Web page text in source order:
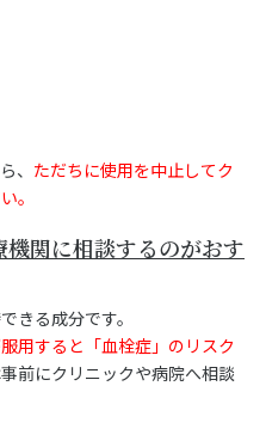
、 ただちに使用を中止してク
。
関に相談するのがおす
きる成分です。
用すると「血栓症」のリスク
前にクリニックや病院へ相談